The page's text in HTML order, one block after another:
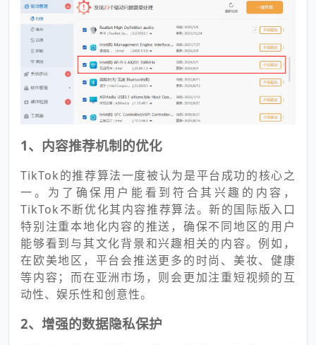
1、内容推荐机制的优化
TikTok的推荐算法一度被认为是平台成功的核心之
一。为了确保用户能看到符合其兴趣的内容，
TikTok不断优化其内容推荐算法。新的国际版入口
特别注重本地化内容的推送，确保不同地区的用户
能够看到与其文化背景和兴趣相关的内容。例如，
在欧美地区，平台会推送更多的时尚、美妆、健康
等内容；而在亚洲市场，则会更加注重短视频的互
动性、娱乐性和创意性。
2、增强的数据隐私保护